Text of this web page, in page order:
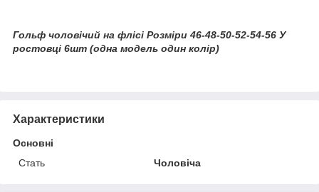
Гольф чоловічий на флісі Розміри 46-48-50-52-54-56 У
ростовці 6шт (одна модель один колір)
Характеристики
Основні
Стать
Чоловіча